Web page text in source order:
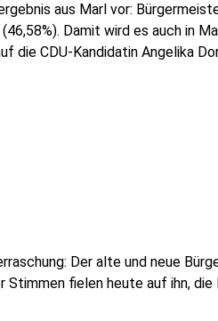
aus Marl vor:
Damit wird es auch in
CDU-Kandidatin Angelika
Der alte und neue
Stimmen fielen heute auf ihn,